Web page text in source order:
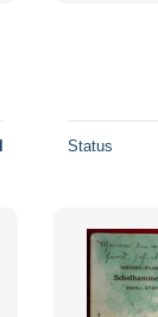
Status